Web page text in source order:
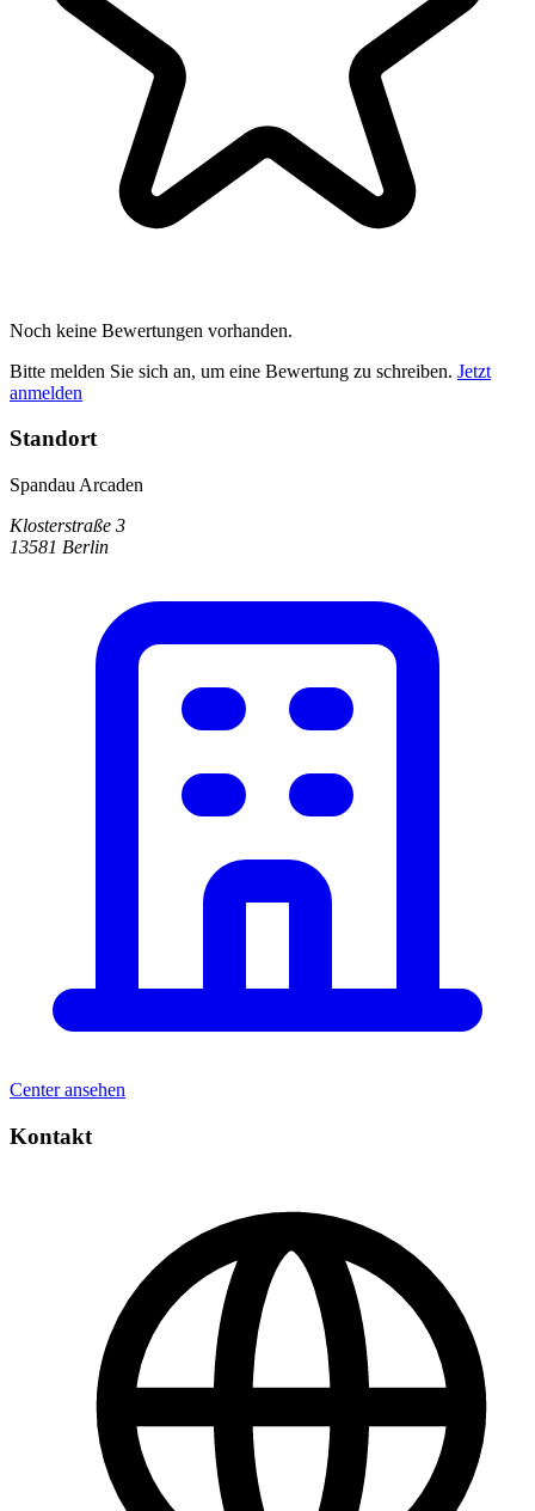
Noch keine Bewertungen vorhanden.
Bitte melden Sie sich an, um eine Bewertung zu schreiben. Jetzt
anmelden
Standort
Spandau Arcaden
Klosterstraße 3
13581 Berlin
Center ansehen
Kontakt